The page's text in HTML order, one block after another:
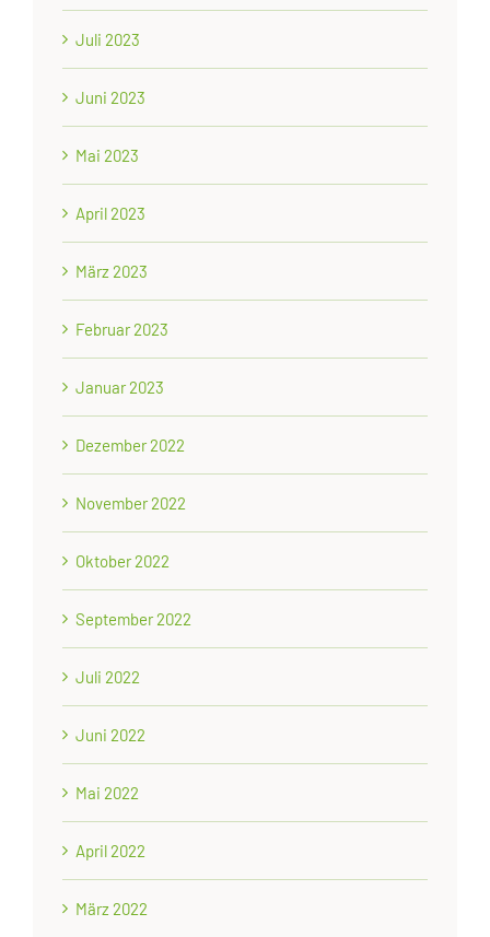
Juli 2023
Juni 2023
Mai 2023
April 2023
März 2023
Februar 2023
Januar 2023
Dezember 2022
November 2022
Oktober 2022
September 2022
Juli 2022
Juni 2022
Mai 2022
April 2022
März 2022